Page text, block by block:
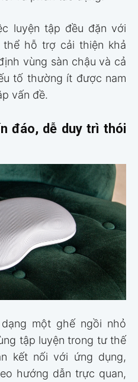
luyện tập đều đặn với
hỗ trợ cải thiện khả
vùng sàn chậu và cả
tố thường ít được nam
vấn đề.
đáo, dễ duy trì thói
một ghế ngồi nhỏ
tập luyện trong tư thế
kết nối với ứng dụng,
hướng dẫn trực quan,